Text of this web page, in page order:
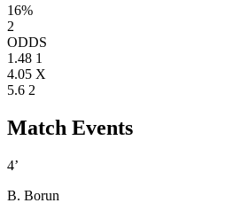
16%
2
ODDS
1.48 1
4.05 X
5.6 2
Match Events
4’
B. Borun